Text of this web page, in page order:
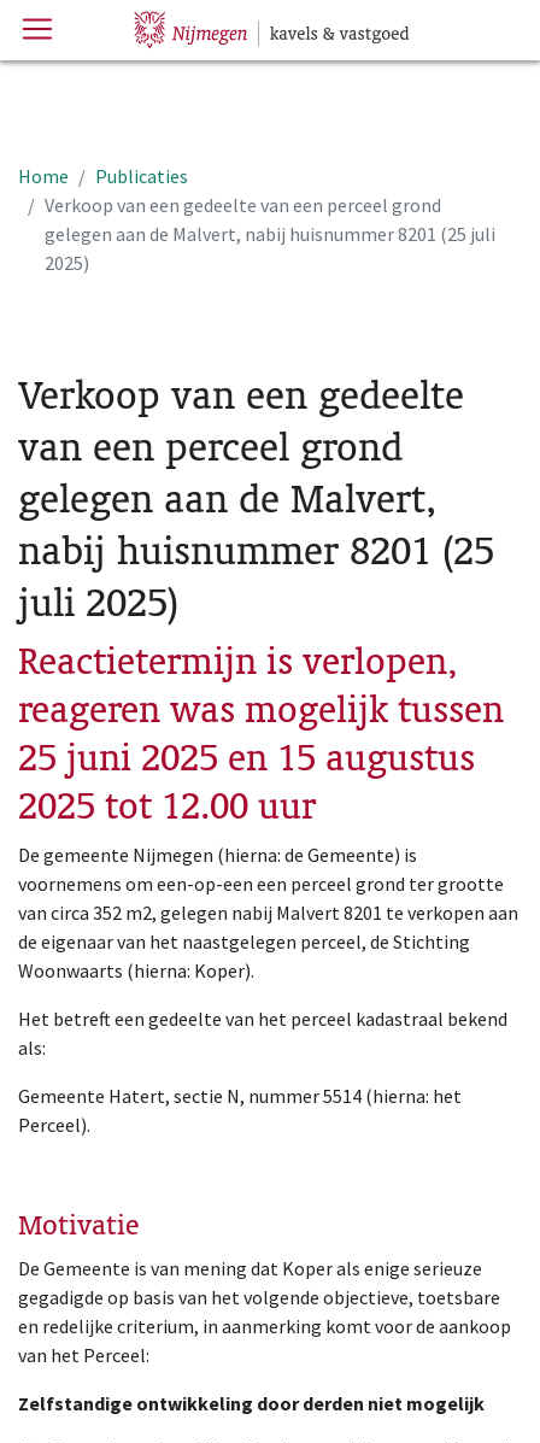
Menu Hoofdpagina
Home
Publicaties
Verkoop van een gedeelte van een perceel grond
gelegen aan de Malvert, nabij huisnummer 8201 (25 juli
2025)
Verkoop van een gedeelte
van een perceel grond
gelegen aan de Malvert,
nabij huisnummer 8201 (25
juli 2025)
Reactietermijn is verlopen,
reageren was mogelijk tussen
25 juni 2025 en 15 augustus
2025 tot 12.00 uur
De gemeente Nijmegen (hierna: de Gemeente) is
voornemens om een-op-een een perceel grond ter grootte
van circa 352 m2, gelegen nabij Malvert 8201 te verkopen aan
de eigenaar van het naastgelegen perceel, de Stichting
Woonwaarts (hierna: Koper).
Het betreft een gedeelte van het perceel kadastraal bekend
als:
Gemeente Hatert, sectie N, nummer 5514 (hierna: het
Perceel).
Motivatie
De Gemeente is van mening dat Koper als enige serieuze
gegadigde op basis van het volgende objectieve, toetsbare
en redelijke criterium, in aanmerking komt voor de aankoop
van het Perceel:
Zelfstandige ontwikkeling door derden niet mogelijk